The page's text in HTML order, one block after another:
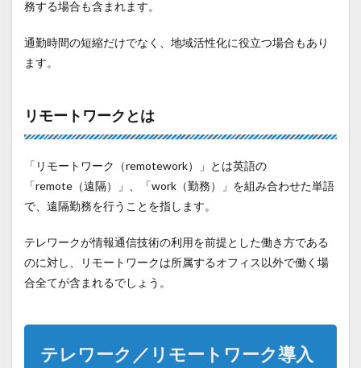
務する場合も含まれます。
通勤時間の短縮だけでなく、地域活性化に役立つ場合もあり
ます。
リモートワークとは
「リモートワーク（remotework）」とは英語の
「remote（遠隔）」、「work（勤務）」を組み合わせた単語
で、遠隔勤務を行うことを指します。
テレワークが情報通信技術の利用を前提とした働き方である
のに対し、リモートワークは所属するオフィス以外で働く場
合全てが含まれるでしょう。
テレワーク／リモートワーク導入